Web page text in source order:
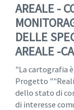
AREALE -
DELLE
AREALE -
"La cartografia
Progetto
dello stato di
di interesse